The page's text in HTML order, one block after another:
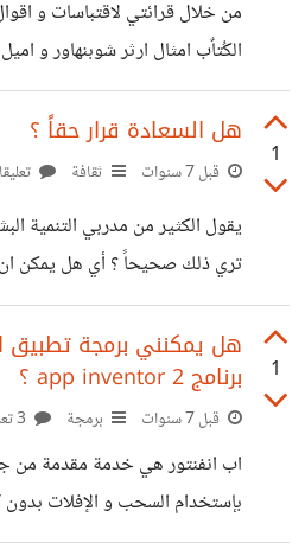
من خلال قرائتي لاقتباسات و
الكُتاٌب امثال ارثر شوبنهاور و
ايضا الفلاسفة القدماء مثل
ان أغلب اقوالهم تميل الي الكآبة
التفكير الواقعي يجعل الانسان أكثر
1
هل السعادة قرار حقاً ؟
قبل 7 سنوات ثقافة
يقول الكثير من مدربي التنمية
تري ذلك صحيحاً ؟ أي هل يمكن ان
يقرر ان يكون سعيداً حقاً ؟
1
هل يمكنني برمجة تطبيق
برنامج app inventor 2 ؟
قبل 7 سنوات برمجة
بإستخدام السحب و الإفلات بدون
اسألك اذا قمت بتجريب هذا